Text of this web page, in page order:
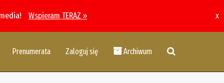
Wspieram TERAZ » x
Prenumerata Zaloguj się Archiwum